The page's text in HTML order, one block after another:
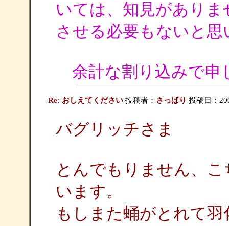
いては、知見があり
させる必要もないと思
余計な割り込みで申
Re: おしえてください投稿者： さっぱり 投稿日：
バグリッチさま
とんでもりません、
います。
もしまた蛹がとれて